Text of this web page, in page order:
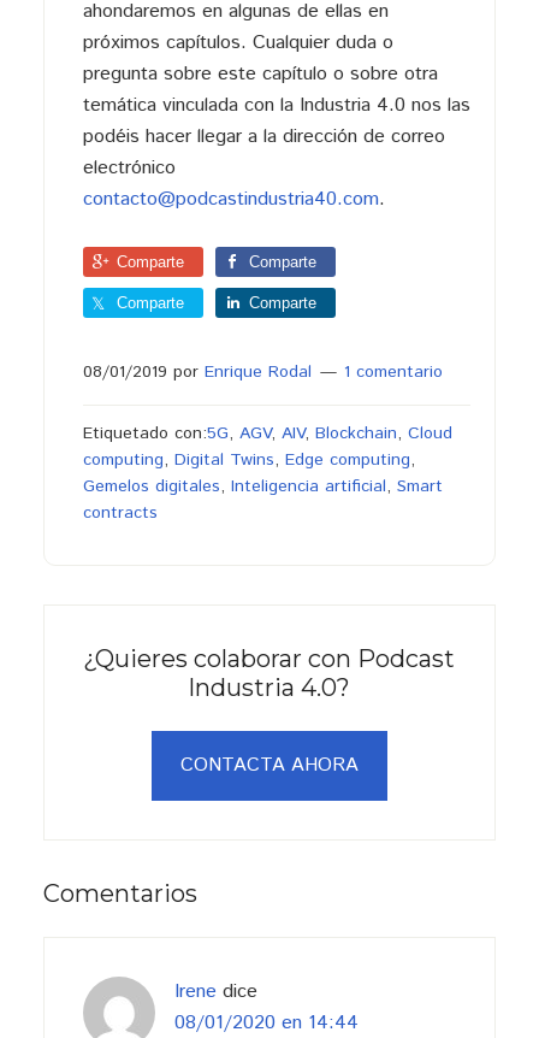
ahondaremos en algunas de ellas en
próximos capítulos. Cualquier duda o
pregunta sobre este capítulo o sobre otra
temática vinculada con la Industria 4.0 nos las
podéis hacer llegar a la dirección de correo
electrónico
contacto@podcastindustria40.com.
Comparte Comparte
Comparte Comparte
08/01/2019 por Enrique Rodal 1 comentario
Etiquetado con:5G, AGV, AIV, Blockchain, Cloud
computing, Digital Twins, Edge computing,
Gemelos digitales, Inteligencia artificial, Smart
contracts
¿Quieres colaborar con Podcast
Industria 4.0?
CONTACTA AHORA
Interacciones
lectores
Comentarios
Irene dice
08/01/2020 en 14:44